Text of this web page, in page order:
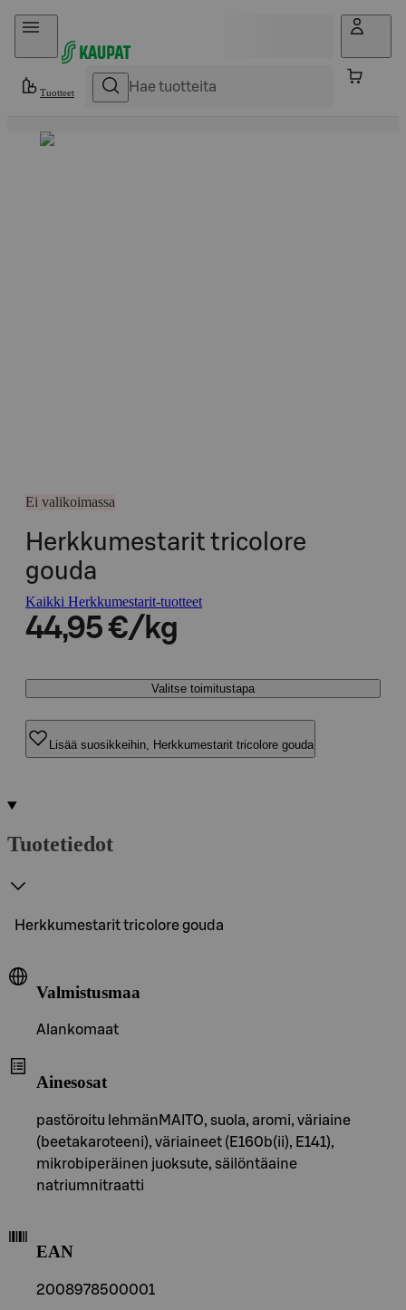
Hyppää sisältöön
Tuotteet
Ei valikoimassa
Herkkumestarit tricolore
gouda
Kaikki Herkkumestarit-tuotteet
44,95 €/kg
Valitse toimitustapa
Lisää suosikkeihin, Herkkumestarit tricolore gouda
Tuotetiedot
Herkkumestarit tricolore gouda
Valmistusmaa
Alankomaat
Ainesosat
pastöroitu lehmänMAITO, suola, aromi, väriaine
(beetakaroteeni), väriaineet (E160b(ii), E141),
mikrobiperäinen juoksute, säilöntäaine
natriumnitraatti
EAN
2008978500001